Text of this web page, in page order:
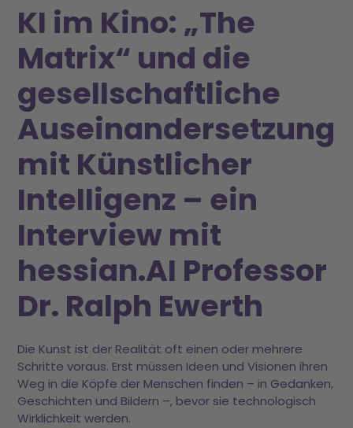
KI im Kino: „The
Matrix“ und die
gesellschaftliche
Auseinandersetzung
mit Künstlicher
Intelligenz – ein
Interview mit
hessian.AI Professor
Dr. Ralph Ewerth
Die Kunst ist der Realität oft einen oder mehrere
Schritte voraus. Erst müssen Ideen und Visionen ihren
Weg in die Köpfe der Menschen finden – in Gedanken,
Geschichten und Bildern –, bevor sie technologisch
Wirklichkeit werden.